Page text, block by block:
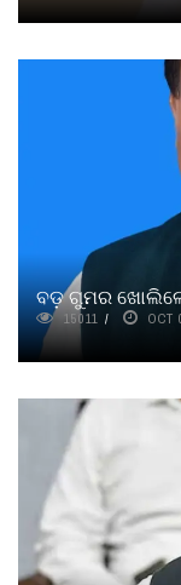
ବଡ଼ ଗୁମର ଖୋଲିଲେ
15011 OCT